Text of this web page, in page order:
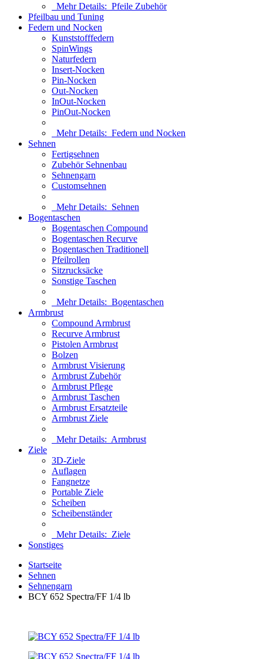
Mehr Details: Pfeile Zubehör
Pfeilbau und Tuning
Federn und Nocken
Kunststofffedern
SpinWings
Naturfedern
Insert-Nocken
Pin-Nocken
Out-Nocken
InOut-Nocken
PinOut-Nocken
Mehr Details: Federn und Nocken
Sehnen
Fertigsehnen
Zubehör Sehnenbau
Sehnengarn
Customsehnen
Mehr Details: Sehnen
Bogentaschen
Bogentaschen Compound
Bogentaschen Recurve
Bogentaschen Traditionell
Pfeilrollen
Sitzrucksäcke
Sonstige Taschen
Mehr Details: Bogentaschen
Armbrust
Compound Armbrust
Recurve Armbrust
Pistolen Armbrust
Bolzen
Armbrust Visierung
Armbrust Zubehör
Armbrust Pflege
Armbrust Taschen
Armbrust Ersatzteile
Armbrust Ziele
Mehr Details: Armbrust
Ziele
3D-Ziele
Auflagen
Fangnetze
Portable Ziele
Scheiben
Scheibenständer
Mehr Details: Ziele
Sonstiges
Startseite
Sehnen
Sehnengarn
BCY 652 Spectra/FF 1/4 lb